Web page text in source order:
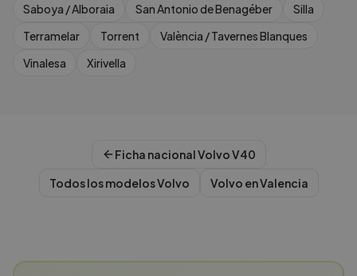
Saboya / Alboraia
San Antonio de Benagéber
Silla
Terramelar
Torrent
València / Tavernes Blanques
Vinalesa
Xirivella
Ficha nacionalVolvoV40
Todos los modelosVolvo Volvo enValencia